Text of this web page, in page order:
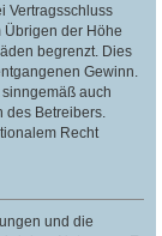
Vertragsschluss
der Höhe
begrenzt. Dies
Gewinn.
auch
Betreibers.
Recht
und die